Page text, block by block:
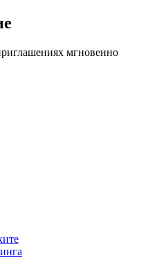
мгновенно